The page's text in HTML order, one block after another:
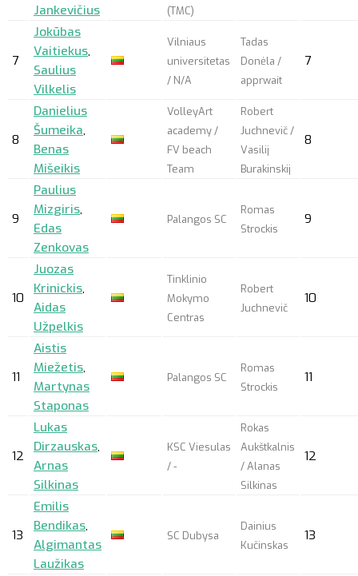
Jankevičius
(TMC)
7
Jokūbas
Vaitiekus,
Saulius
Vilkelis
Vilniaus
universitetas
/ N/A
Tadas
Donėla /
apprwait
7
8
Danielius
Šumeika,
Benas
Mišeikis
VolleyArt
academy /
FV beach
Team
Robert
Juchnevič /
Vasilij
Burakinskij
8
9
Paulius
Mizgiris,
Edas
Zenkovas
Palangos SC
Romas
Strockis
9
10
Juozas
Krinickis,
Aidas
Užpelkis
Tinklinio
Mokymo
Centras
Robert
Juchnevič
10
11
Aistis
Miežetis,
Martynas
Staponas
Palangos SC
Romas
Strockis
11
12
Lukas
Dirzauskas,
Arnas
Silkinas
KSC Viesulas
/ -
Rokas
Aukštkalnis
/ Alanas
Silkinas
12
13
Emilis
Bendikas,
Algimantas
Laužikas
SC Dubysa
Dainius
Kučinskas
13